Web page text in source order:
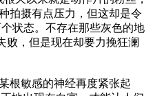
拍摄有点压力，但这却是令
状态。不存在那些灰色的地
败，但是现在却要力挽狂澜
根敏感的神经再度紧张起